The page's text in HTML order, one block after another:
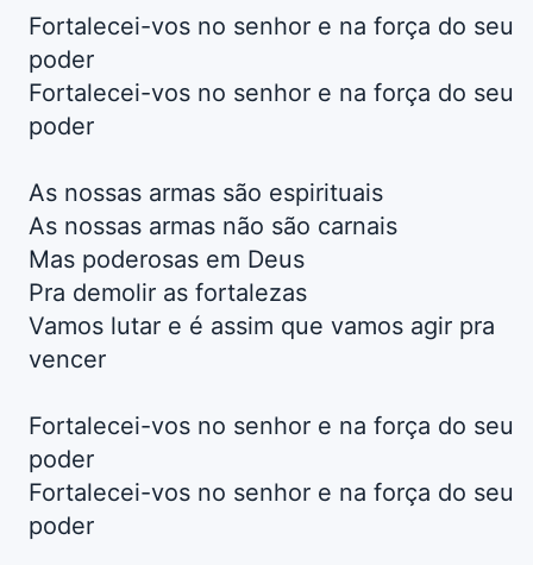
Fortalecei-vos no senhor e na força do seu
poder
Fortalecei-vos no senhor e na força do seu
poder
As nossas armas são espirituais
As nossas armas não são carnais
Mas poderosas em Deus
Pra demolir as fortalezas
Vamos lutar e é assim que vamos agir pra
vencer
Fortalecei-vos no senhor e na força do seu
poder
Fortalecei-vos no senhor e na força do seu
poder